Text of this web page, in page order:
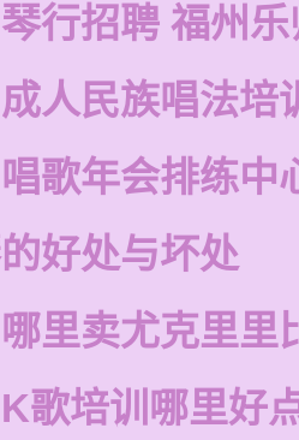
行招聘 福州乐
人民族唱法培
歌年会排练中
好处与坏处
里卖尤克里里
歌培训哪里好